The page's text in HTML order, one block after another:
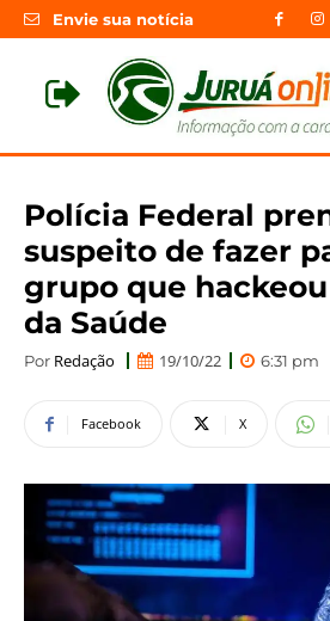
Envie sua notícia
Polícia Federal
suspeito de fazer
grupo que
da Saúde
Por Redação 19/10/22 6:31 pm
Facebook X